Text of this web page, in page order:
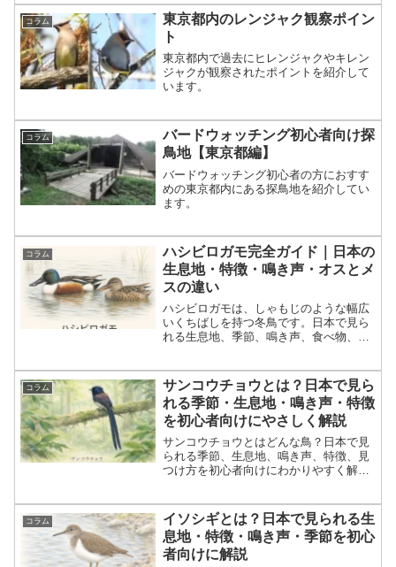
コラム
東京都内のレンジャク観察ポイン
ト
東京都内で過去にヒレンジャクやキレン
ジャクが観察されたポイントを紹介して
います。
コラム
バードウォッチング初心者向け探
鳥地【東京都編】
バードウォッチング初心者の方におすす
めの東京都内にある探鳥地を紹介してい
ます。
コラム
ハシビロガモ完全ガイド｜日本の
生息地・特徴・鳴き声・オスとメ
スの違い
ハシビロガモは、しゃもじのような幅広
いくちばしを持つ冬鳥です。日本で見ら
れる生息地、季節、鳴き声、食べ物、オ
説します。
コラム
サンコウチョウとは？日本で見ら
れる季節・生息地・鳴き声・特徴
を初心者向けにやさしく解説
サンコウチョウとはどんな鳥？日本で見
られる季節、生息地、鳴き声、特徴、見
つけ方を初心者向けにわかりやすく解
コラム
イソシギとは？日本で見られる生
息地・特徴・鳴き声・季節を初心
者向けに解説